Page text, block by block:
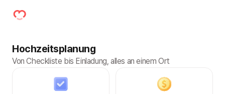
Hochzeitsplanung
Von Checkliste bis Einladung, alles an einem Ort